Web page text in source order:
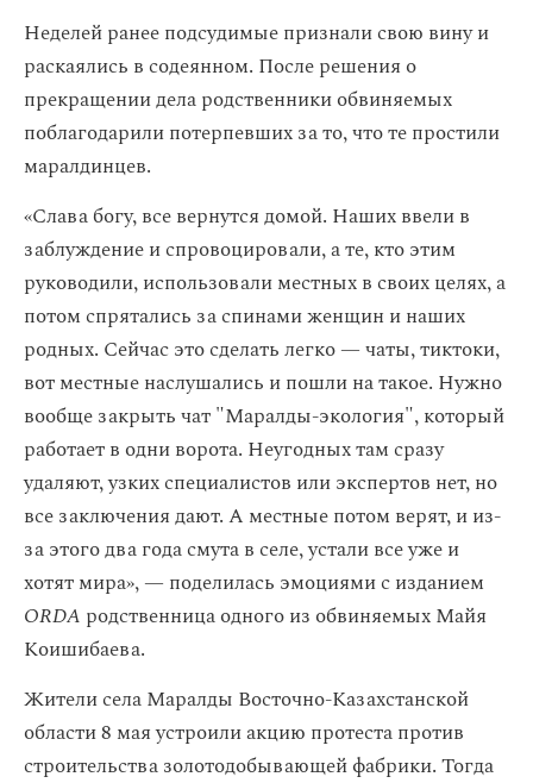
Неделей ранее подсудимые признали свою вину и
раскаялись в содеянном. После решения о
прекращении дела родственники обвиняемых
поблагодарили потерпевших за то, что те простили
маралдинцев.
«Слава богу, все вернутся домой. Наших ввели в
заблуждение и спровоцировали, а те, кто этим
руководили, использовали местных в своих целях, а
потом спрятались за спинами женщин и наших
родных. Сейчас это сделать легко — чаты, тиктоки,
вот местные наслушались и пошли на такое. Нужно
вообще закрыть чат "Маралды-экология", который
работает в одни ворота. Неугодных там сразу
удаляют, узких специалистов или экспертов нет, но
все заключения дают. А местные потом верят, и из-
за этого два года смута в селе, устали все уже и
хотят мира», — поделилась эмоциями с изданием
ORDA родственница одного из обвиняемых Майя
Коишибаева.
Жители села Маралды Восточно-Казахстанской
области 8 мая устроили акцию протеста против
строительства золотодобывающей фабрики. Тогда